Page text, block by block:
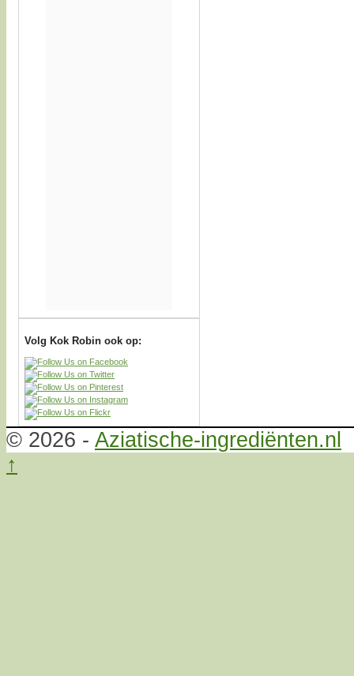
Volg Kok Robin ook op:
© 2026 - Aziatische-ingrediënten.nl
↑